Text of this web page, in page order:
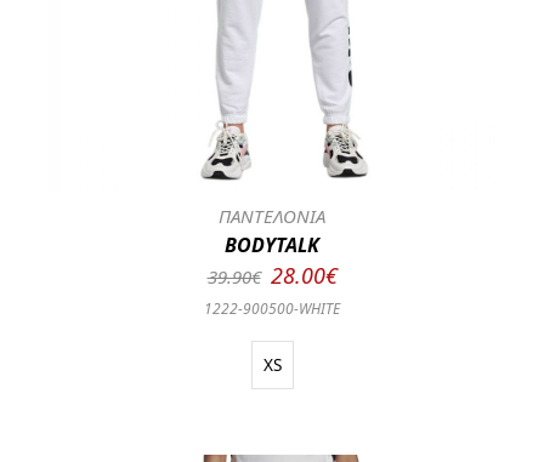
ΠΑΝΤΕΛΟΝΙΑ
BODYTALK
39.90€ 28.00€
1222-900500-WHITE
XS